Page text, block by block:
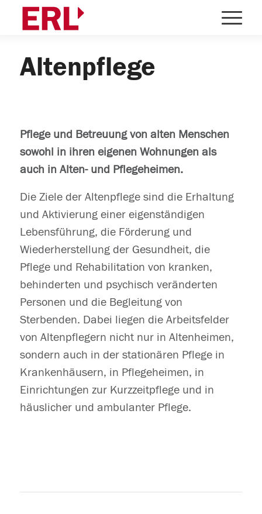
Altenpflege
Pflege und Betreuung von alten Menschen
sowohl in ihren eigenen Wohnungen als
auch in Alten- und Pflegeheimen.
Die Ziele der Altenpflege sind die Erhaltung
und Aktivierung einer eigenständigen
Lebensführung, die Förderung und
Wiederherstellung der Gesundheit, die
Pflege und Rehabilitation von kranken,
behinderten und psychisch veränderten
Personen und die Begleitung von
Sterbenden. Dabei liegen die Arbeitsfelder
von Altenpflegern nicht nur in Altenheimen,
sondern auch in der stationären Pflege in
Krankenhäusern, in Pflegeheimen, in
Einrichtungen zur Kurzzeitpflege und in
häuslicher und ambulanter Pflege.